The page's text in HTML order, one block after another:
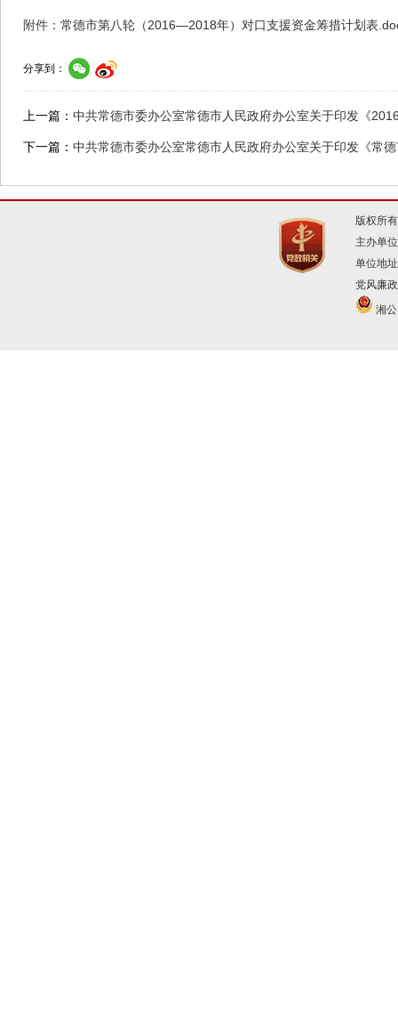
附件： 常德市第八轮（2016—2018年）对口支援资金筹措计划表
分享到：
上一篇： 中共常德市委办公室常德市人民政府办公室关于印发《
下一篇： 中共常德市委办公室常德市人民政府办公室关于印发《常
版权所
主办单
单位地
党风廉
湘